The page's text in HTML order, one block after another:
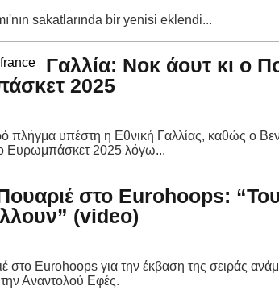
sakatlarında bir yenisi eklendi...
Γαλλία: Νοκ άουτ κι ο
2025
πλήγμα υπέστη η Εθνική Γαλλίας, καθώς ο
Ευρωμπάσκετ 2025 λόγω...
στο Eurohoops:
(video)
στο Eurohoops για την έκβαση της σειράς
Αναντολού Εφές.